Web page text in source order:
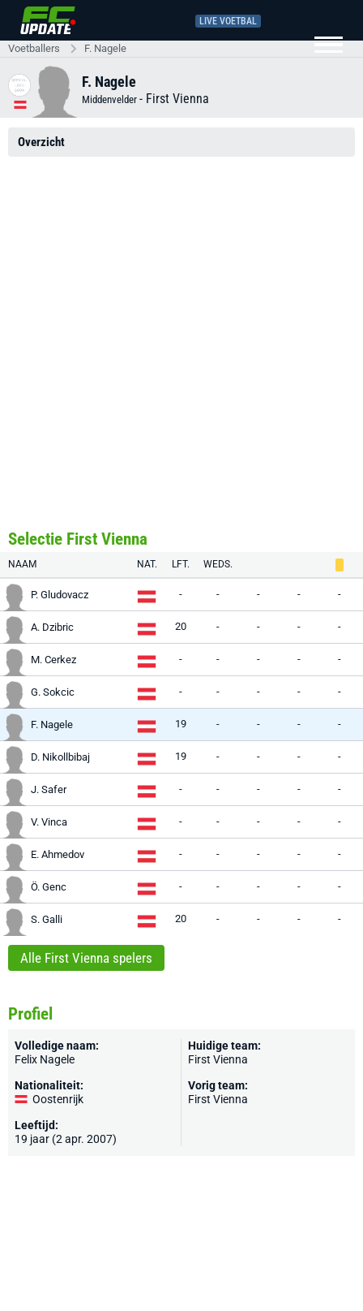
LIVE VOETBAL
Voetballers F. Nagele
F. Nagele
Middenvelder - First Vienna
Overzicht
Selectie First Vienna
NAAM NAT. LFT. WEDS.
P. Gludovacz - - - - -
A. Dzibric 20 - - - -
M. Cerkez - - - - -
G. Sokcic - - - - -
F. Nagele 19 - - - -
D. Nikollbibaj 19 - - - -
J. Safer - - - - -
V. Vinca - - - - -
E. Ahmedov - - - - -
Ö. Genc - - - - -
S. Galli 20 - - - -
Alle First Vienna spelers
Profiel
Volledige naam:
Felix Nagele
Nationaliteit:
Oostenrijk
Leeftijd:
19 jaar (2 apr. 2007)
Huidige team:
First Vienna
Vorig team:
First Vienna